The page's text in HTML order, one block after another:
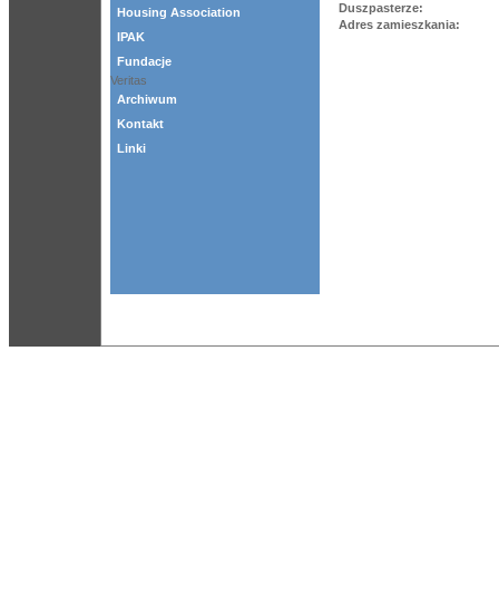
Housing Association
IPAK
Fundacje
Veritas
Archiwum
Kontakt
Linki
Duszpasterze:
Adres zamieszkania: